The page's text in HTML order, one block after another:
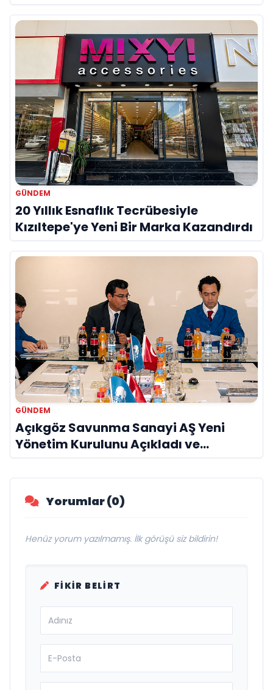
Onur Akdeniz ile Özel Röportaj
GÜNDEM
20 Yıllık Esnaflık Tecrübesiyle
Kızıltepe'ye Yeni Bir Marka Kazandırdı
GÜNDEM
Açıkgöz Savunma Sanayi AŞ Yeni
Yönetim Kurulunu Açıkladı ve
Savunma Sanayinde Küresel Vizyon
Vurgusu
Yorumlar (0)
Henüz yorum yazılmamış. İlk görüşü siz bildirin!
FIKIR BELIRT